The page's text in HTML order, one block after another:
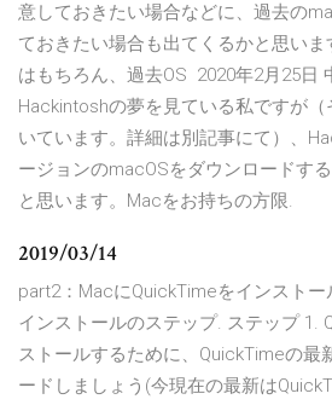
意しておきたい場合などに、過去の
ておきたい場合も出てくるかと思い
はもちろん、過去OS 2020年2月25日
Hackintoshの夢を見ている私ですが
いています。詳細は別記事にて）、
ージョンのmacOSをダウンロードす
と思います。Macをお持ちの方限.
2019/03/14
part2：MacにQuickTimeをインスト
インストールのステップ. ステップ 1.
ストールするために、QuickTimeの最
ードしましょう(今現在の最新は